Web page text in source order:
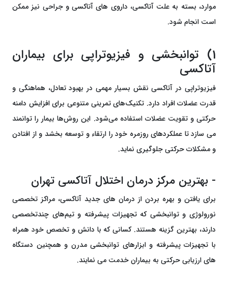
موارد، بسته به علت آتاکسی، داروی های آتاکسی و جراحی نیز ممکن
است انجام شود.
1) توانبخشی و فیزیوتراپی برای بیماران
آتاکسی
فیزیوتراپی در آتاکسی نقش بسیار مهمی در بهبود تعادل، هماهنگی و
قدرت عضلات افراد دارد. تکنیک‌های تمرینی متنوعی برای افزایش دامنه
حرکتی و تقویت عضلات استفاده می‌شود. این روش‌ها بیمار را توانمند
می سازد تا عملکردهای روزمره خود را ارتقاء و توسعه بخشد و از افتادن
و مشکلات حرکتی جلوگیری نماید.
- بهترین مرکز درمان اختلال آتاکسی تهران
برای یافتن و بهره بردن از درمان های جدید آتاکسی، مراکز تخصصی
نورولوژی و توانبخشی که تجهیزات پیشرفته و تیم‌های چند‌تخصصی
دارند، بهترین گزینه هستند. کسانی که با دانش و تخصص خود همراه
با تجهیزات پیشرفته و ابزارهای توانبخشی مدرن و همچنین دستگاه
های ارزیابی حرکتی به بیماران خدمت می نمایند.